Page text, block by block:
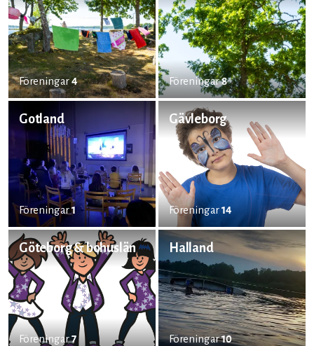
Föreningar4 Föreningar8
Gotland
Föreningar1
Gävleborg
Föreningar14
Göteborg & bohuslän
Föreningar7
Halland
Föreningar10